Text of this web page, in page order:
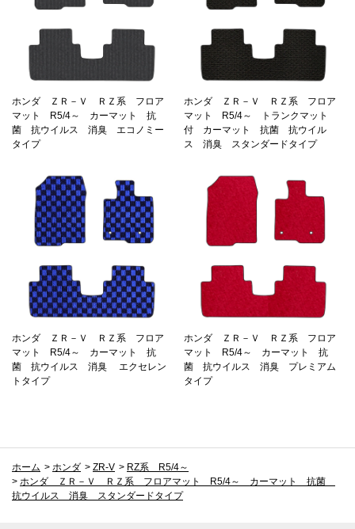
ホンダ ＺＲ－Ｖ ＲＺ系 フロア
マット R5/4～ カーマット 抗
菌 抗ウイルス 消臭 エコノミー
タイプ
ホンダ ＺＲ－Ｖ ＲＺ系 フロア
マット R5/4～ トランクマット
付 カーマット 抗菌 抗ウイル
ス 消臭 スタンダードタイプ
ホンダ ＺＲ－Ｖ ＲＺ系 フロア
マット R5/4～ カーマット 抗
菌 抗ウイルス 消臭 エクセレン
トタイプ
ホンダ ＺＲ－Ｖ ＲＺ系 フロア
マット R5/4～ カーマット 抗
菌 抗ウイルス 消臭 プレミアム
タイプ
ホーム > ホンダ > ZR-V > RZ系 R5/4～
> ホンダ ＺＲ－Ｖ ＲＺ系 フロアマット R5/4～ カーマット 抗菌
抗ウイルス 消臭 スタンダードタイプ